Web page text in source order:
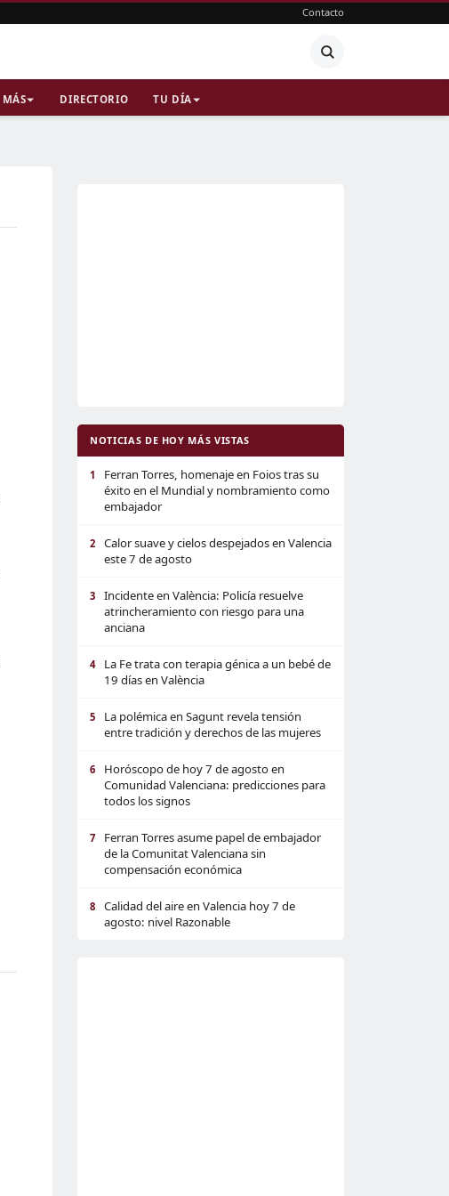
Contacto
MÁS DIRECTORIO TU DÍA
NOTICIAS DE HOY MÁS VISTAS
1
Ferran Torres, homenaje en Foios tras su
éxito en el Mundial y nombramiento como
embajador
2
Calor suave y cielos despejados en Valencia
este 7 de agosto
3
Incidente en València: Policía resuelve
atrincheramiento con riesgo para una
anciana
4
La Fe trata con terapia génica a un bebé de
19 días en València
5
La polémica en Sagunt revela tensión
entre tradición y derechos de las mujeres
6
Horóscopo de hoy 7 de agosto en
Comunidad Valenciana: predicciones para
todos los signos
7
Ferran Torres asume papel de embajador
de la Comunitat Valenciana sin
compensación económica
8
Calidad del aire en Valencia hoy 7 de
agosto: nivel Razonable